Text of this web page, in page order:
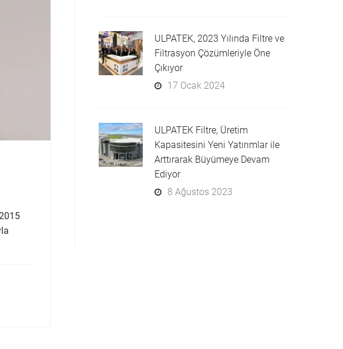
ULPATEK, 2023 Yılında Filtre ve
Filtrasyon Çözümleriyle Öne
Çıkıyor
17 Ocak 2024
ULPATEK Filtre, Üretim
Kapasitesini Yeni Yatırımlar ile
Arttırarak Büyümeye Devam
Ediyor
8 Ağustos 2023